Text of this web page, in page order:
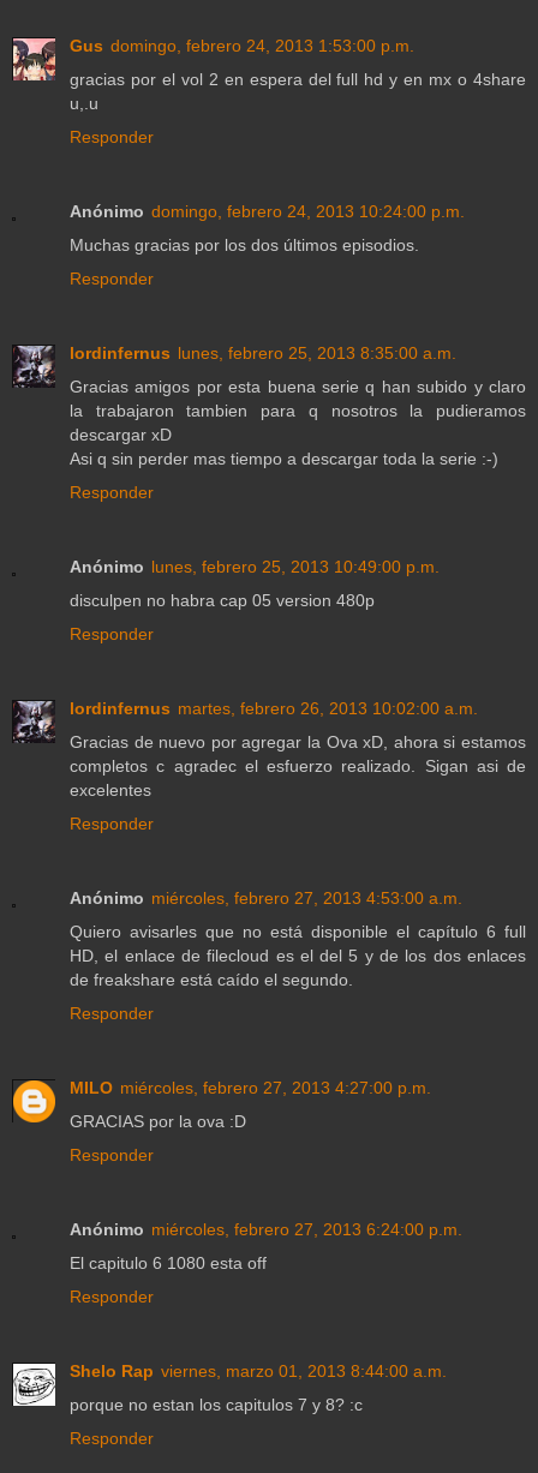
Gus domingo, febrero 24, 2013 1:53:00 p.m.
gracias por el vol 2 en espera del full hd y en mx o 4share
u,.u
Responder
Anónimo domingo, febrero 24, 2013 10:24:00 p.m.
Muchas gracias por los dos últimos episodios.
Responder
lordinfernus lunes, febrero 25, 2013 8:35:00 a.m.
Gracias amigos por esta buena serie q han subido y claro
la trabajaron tambien para q nosotros la pudieramos
descargar xD
Asi q sin perder mas tiempo a descargar toda la serie :-)
Responder
Anónimo lunes, febrero 25, 2013 10:49:00 p.m.
disculpen no habra cap 05 version 480p
Responder
lordinfernus martes, febrero 26, 2013 10:02:00 a.m.
Gracias de nuevo por agregar la Ova xD, ahora si estamos
completos c agradec el esfuerzo realizado. Sigan asi de
excelentes
Responder
Anónimo miércoles, febrero 27, 2013 4:53:00 a.m.
Quiero avisarles que no está disponible el capítulo 6 full
HD, el enlace de filecloud es el del 5 y de los dos enlaces
de freakshare está caído el segundo.
Responder
MILO miércoles, febrero 27, 2013 4:27:00 p.m.
GRACIAS por la ova :D
Responder
Anónimo miércoles, febrero 27, 2013 6:24:00 p.m.
El capitulo 6 1080 esta off
Responder
Shelo Rap viernes, marzo 01, 2013 8:44:00 a.m.
porque no estan los capitulos 7 y 8? :c
Responder